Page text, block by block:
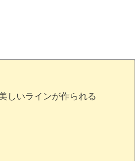
しいラインが作られる